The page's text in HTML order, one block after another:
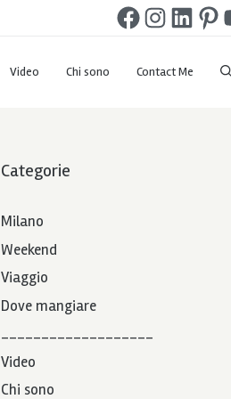
Facebook
Video Chi sono Contact Me
Categorie
Milano
Weekend
Viaggio
Dove mangiare
___________________
Video
Chi sono